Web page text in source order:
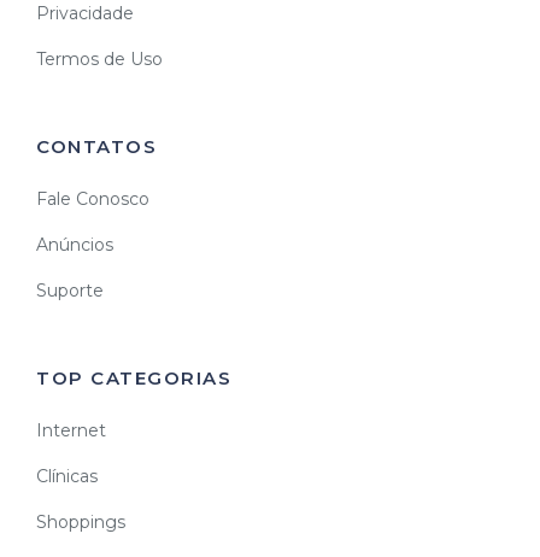
Privacidade
Termos de Uso
CONTATOS
Fale Conosco
Anúncios
Suporte
TOP CATEGORIAS
Internet
Clínicas
Shoppings